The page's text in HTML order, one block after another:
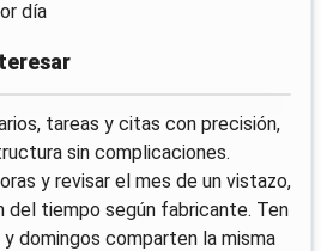
día
tareas y citas con precisión,
sin complicaciones.
y revisar el mes de un vistazo,
del tiempo según fabricante. Ten
domingos comparten la misma